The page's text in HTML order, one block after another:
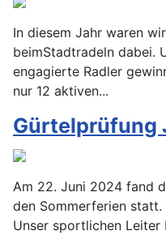
In diesem Jahr waren
beimStadtradeln dabei.
engagierte Radler
nur 12 aktiven...
Gürtelprüfung
Am 22. Juni 2024 fand
den Sommerferien statt.
Unser sportlichen Leiter